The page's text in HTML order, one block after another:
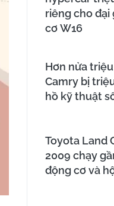
riêng cho đại
cơ W16
Hơn nửa
Camry bị
hồ kỹ thuật
Toyota Land
2009 chạy
động cơ và